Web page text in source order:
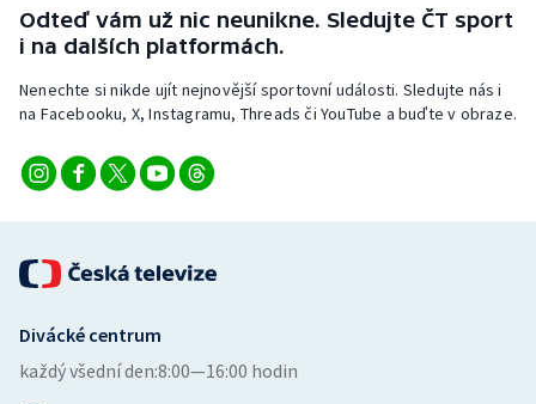
Veslování
Vodní slalom
Odteď vám už nic neunikne. Sledujte ČT sport
i na dalších platformách.
Nenechte si nikde ujít nejnovější sportovní události. Sledujte nás i
na Facebooku, X, Instagramu, Threads či YouTube a buďte v obraze.
Divácké centrum
každý všední den:8:00—16:00 hodin